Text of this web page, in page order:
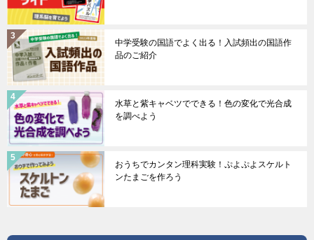
中学受験の国語でよく出る！入試頻出の国語作
品のご紹介
水草と紫キャベツでできる！色の変化で光合成
を調べよう
おうちでカンタン理科実験！ぷよぷよスケルト
ンたまごを作ろう